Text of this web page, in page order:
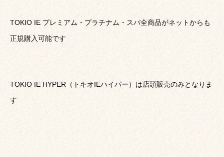
TOKIO IE プレミアム・プラチナム・スパ全商品がネットからも
正規購入可能です
TOKIO IE HYPER（トキオIEハイパー）は店頭販売のみとなりま
す